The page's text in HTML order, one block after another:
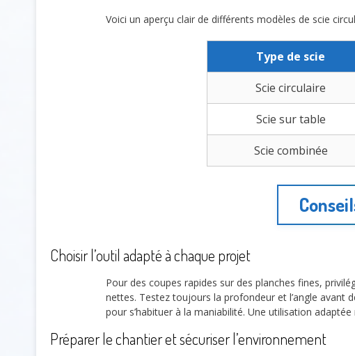
Voici un aperçu clair de différents modèles de scie
Type de scie
Scie circulaire
Scie sur table
Scie combinée
Choisir l’outil adapté à chaque projet
Pour des coupes rapides sur des planches fines,
nettes. Testez toujours la profondeur et l’angle avant
pour s’habituer à la maniabilité. Une utilisation
Préparer le chantier et sécuriser l’environnement